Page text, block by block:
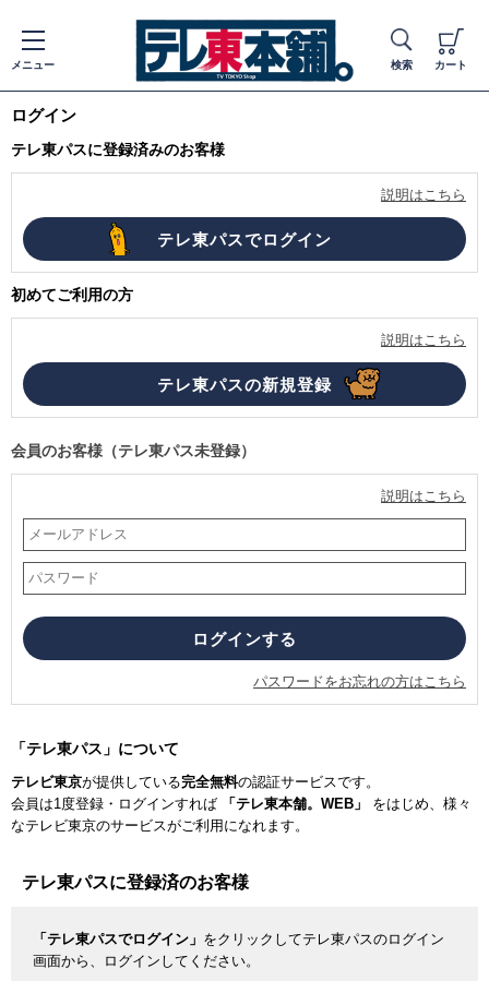
メニュー 検索 カート
ログイン
テレ東パスに登録済みのお客様
説明はこちら
初めてご利用の方
説明はこちら
会員のお客様（テレ東パス未登録）
説明はこちら
パスワードをお忘れの方はこちら
「テレ東パス」について
テレビ東京が提供している完全無料の認証サービスです。
会員は1度登録・ログインすれば
「テレ東本舗。WEB」 をはじめ、様々
なテレビ東京のサービスがご利用になれます。
テレ東パスに登録済のお客様
「テレ東パスでログイン」 をクリックしてテレ東パスのログイン
画面から、ログインしてください。